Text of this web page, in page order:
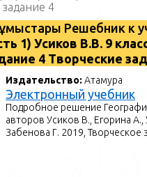
4
Решебник к
1) Усиков В.В. 9
4 Творческие
Издательство:Атамура
Электронный учебник
Подробное решение
авторов Усиков В., Егорина А.,
Забенова Г. 2019, Творческое